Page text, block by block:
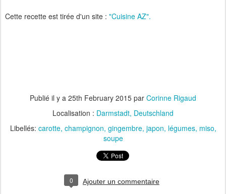
Cette recette est tirée d'un site : "Cuisine AZ".
Publié il y a 25th February 2015 par Corinne Rigaud
Localisation : Darmstadt, Deutschland
Libellés: carotte champignon gingembre japon légumes miso
soupe
0 Ajouter un commentaire